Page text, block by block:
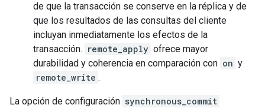
de que la transacción se conserve en la réplica y de
que los resultados de las consultas del cliente
incluyan inmediatamente los efectos de la
transacción. remote_apply ofrece mayor
durabilidad y coherencia en comparación con on y
remote_write .
La opción de configuración synchronous_commit